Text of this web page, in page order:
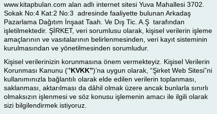
www.kitapbulan.com alan adlı internet sitesi Yuva Mahallesi 3702.
Sokak No:4 Kat:2 No:3 adresinde faaliyette bulunan Arkadaş
Pazarlama Dağıtım İnşaat Taah. Ve Dış Tic. A.Ş tarafından
işletilmektedir. ŞİRKET, veri sorumlusu olarak, kişisel verilerin işleme
amaçlarının ve vasıtalarının belirlenmesinden, veri kayıt sisteminin
kurulmasından ve yönetilmesinden sorumludur.
Kişisel verilerinizin korunmasına önem vermekteyiz. Kişisel Verilerin
Korunması Kanunu (‘’KVKK’’)’na uygun olarak, “Şirket Web Sitesi”ni
kullanımınızla bağlantılı olarak elde edilen verilerin toplanması,
saklanması, aktarılması da dâhil olmak üzere ancak bunlarla sınırlı
olmaksızın işlenmesi ve söz konusu işlemenin amacı ile ilgili olarak
sizi bilgilendirmek istiyoruz.